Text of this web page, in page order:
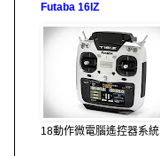
Futaba 16IZ
18動作微電腦遙控器系統